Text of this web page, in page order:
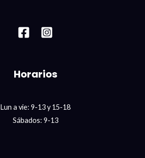
Horarios
Lun a vie: 9-13 y 15-18
Sábados: 9-13